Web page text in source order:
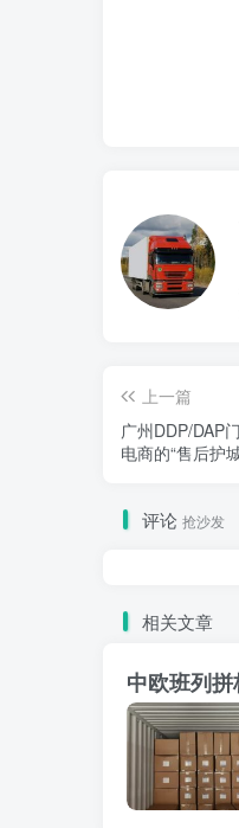
上一篇
广州DDP/DAP
电商的“售后护
评论 抢沙发
相关文章
中欧班列